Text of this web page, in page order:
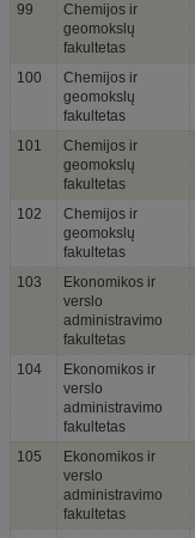
99
Chemijos ir
geomokslų
fakultetas
100
Chemijos ir
geomokslų
fakultetas
101
Chemijos ir
geomokslų
fakultetas
102
Chemijos ir
geomokslų
fakultetas
103
Ekonomikos ir
verslo
administravimo
fakultetas
104
Ekonomikos ir
verslo
administravimo
fakultetas
105
Ekonomikos ir
verslo
administravimo
fakultetas